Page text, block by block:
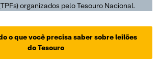
organizados pelo Tesouro Nacional.
oque você precisa saber sobre leilões
do Tesouro